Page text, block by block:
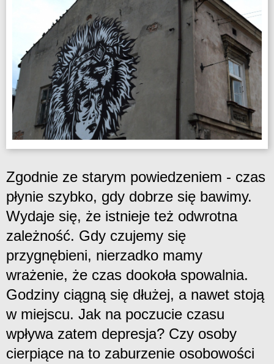
Zgodnie ze starym powiedzeniem - czas
płynie szybko, gdy dobrze się bawimy.
Wydaje się, że istnieje też odwrotna
zależność. Gdy czujemy się
przygnębieni, nierzadko mamy
wrażenie, że czas dookoła spowalnia.
Godziny ciągną się dłużej, a nawet stoją
w miejscu. Jak na poczucie czasu
wpływa zatem depresja? Czy osoby
cierpiące na to zaburzenie osobowości